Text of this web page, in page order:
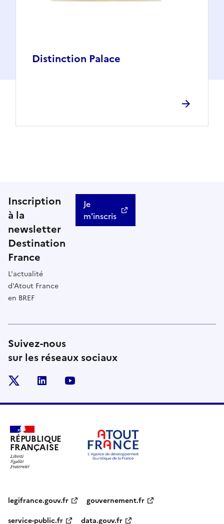
Distinction Palace
Inscription
à la
newsletter
Destination
France
L'actualité
d'Atout France
en BREF
Je
m'inscris
Suivez-nous
sur les réseaux sociaux
linkedin
RÉPUBLIQUE
FRANÇAISE
legifrance.gouv.fr
gouvernement.fr
service-public.fr
data.gouv.fr